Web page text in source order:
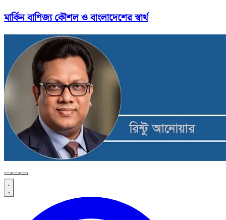
মার্কিন বাণিজ্য কৌশল ও বাংলাদেশের স্বার্থ